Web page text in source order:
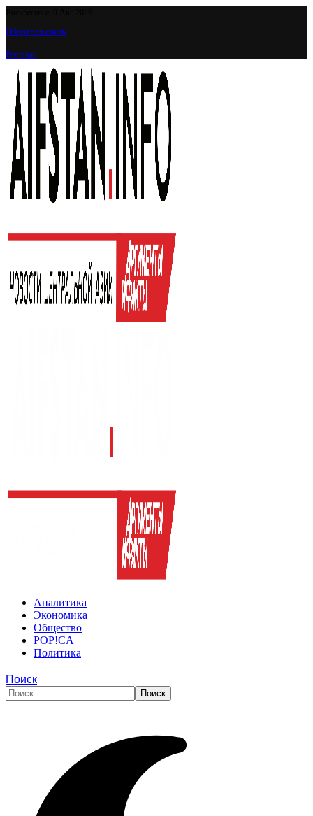
Обратная связь
Реклама
Аналитика
Экономика
Общество
POP!CA
Политика
Поиск